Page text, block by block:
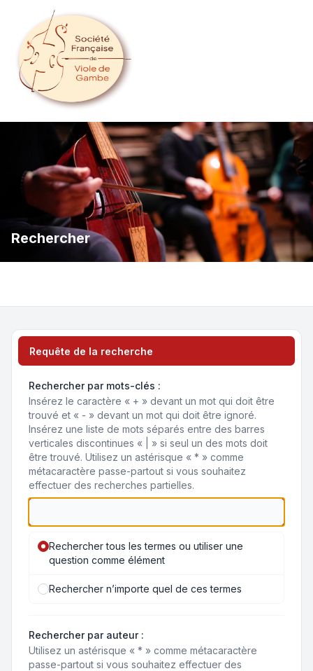
Rechercher
Requête de la recherche
Rechercher par mots-clés :
Insérez le caractère « + » devant un mot qui doit être
trouvé et « - » devant un mot qui doit être ignoré.
Insérez une liste de mots séparés entre des barres
verticales discontinues « | » si seul un des mots doit
être trouvé. Utilisez un astérisque « * » comme
métacaractère passe-partout si vous souhaitez
effectuer des recherches partielles.
Rechercher tous les termes ou utiliser une
question comme élément
Rechercher n’importe quel de ces termes
Rechercher par auteur :
Utilisez un astérisque « * » comme métacaractère
passe-partout si vous souhaitez effectuer des